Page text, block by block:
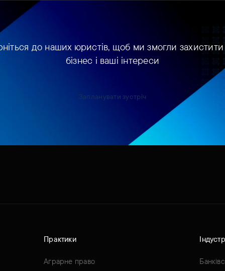
до наших юристів, щоб ми змогли
бізнес і ваші інтереси
Запланувати зустріч
Практики
Аграрне право